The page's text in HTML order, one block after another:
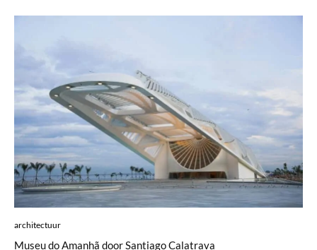
architectuur
Museu do Amanhã door Santiago Calatrava